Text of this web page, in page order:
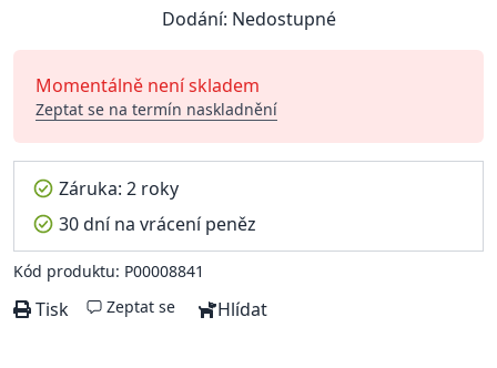
Dodání: Nedostupné
Momentálně není skladem
Zeptat se na termín naskladnění
Záruka: 2 roky
30 dní na vrácení peněz
Kód produktu: P00008841
Tisk Zeptat se Hlídat